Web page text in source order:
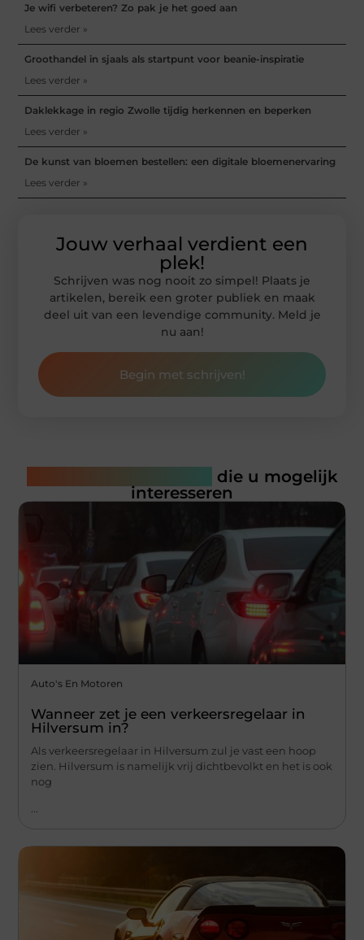
Je wifi verbeteren? Zo pak je het goed aan
Lees verder »
Groothandel in sjaals als startpunt voor beanie-inspiratie
Lees verder »
Daklekkage in regio Zwolle tijdig herkennen en beperken
Lees verder »
De kunst van bloemen bestellen: een digitale bloemenervaring
Lees verder »
Jouw verhaal verdient een
plek!
Schrijven was nog nooit zo simpel! Plaats je
artikelen, bereik een groter publiek en maak
deel uit van een levendige community. Meld je
nu aan!
Begin met schrijven!
die u mogelijk
interesseren
Auto's En Motoren
Wanneer zet je een verkeersregelaar in
Hilversum in?
Als verkeersregelaar in Hilversum zul je vast een hoop
zien. Hilversum is namelijk vrij dichtbevolkt en het is ook
nog
...